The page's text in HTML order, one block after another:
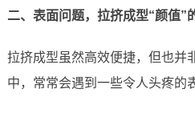
二、表面问题，拉挤成型“颜值”
拉挤成型虽然高效便捷，但也并
中，常常会遇到一些令人头疼的